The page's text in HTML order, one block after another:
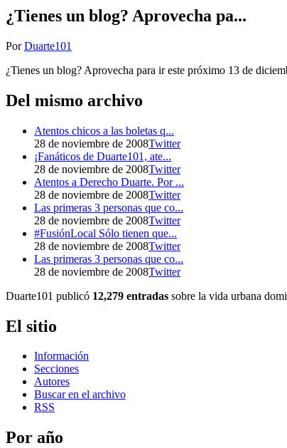
¿Tienes un blog? Aprovecha pa...
PorDuarte101
¿Tienes un blog? Aprovecha para ir este próximo 13 de
Del mismo archivo
Atentos chicos a las boletas q...
28 de noviembre de 2008Twitter
¡Fanáticos de Duarte101, ate...
28 de noviembre de 2008Twitter
Atentos a Derecho Duarte. Por ...
28 de noviembre de 2008Twitter
Las primeras 3 personas que co...
28 de noviembre de 2008Twitter
#FusiónLocal Sólo tienen que...
28 de noviembre de 2008Twitter
Las primeras 3 personas que co...
28 de noviembre de 2008Twitter
Duarte101 publicó 12,279 entradas sobre la vida urbana
El sitio
Información
Secciones
Autores
Buscar en el archivo
RSS
Por año